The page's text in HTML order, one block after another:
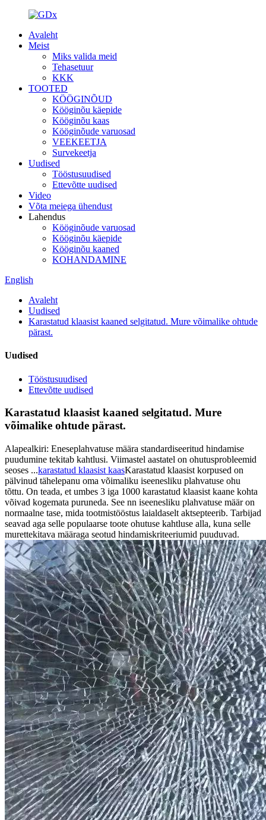
Avaleht
Meist
Miks valida meid
Tehasetuur
KKK
TOOTED
KÖÖGINÕUD
Kööginõu käepide
Kööginõu kaas
Kööginõude varuosad
VEEKEETJA
Survekeetja
Uudised
Tööstusuudised
Ettevõtte uudised
Video
Võta meiega ühendust
Lahendus
Kööginõude varuosad
Kööginõu käepide
Kööginõu kaaned
KOHANDAMINE
English
Avaleht
Uudised
Karastatud klaasist kaaned selgitatud. Mure võimalike ohtude
pärast.
Uudised
Tööstusuudised
Ettevõtte uudised
Karastatud klaasist kaaned selgitatud. Mure
võimalike ohtude pärast.
Alapealkiri: Eneseplahvatuse määra standardiseeritud hindamise
puudumine tekitab kahtlusi. Viimastel aastatel on ohutusprobleemid
seoses ...karastatud klaasist kaasKarastatud klaasist korpused on
pälvinud tähelepanu oma võimaliku iseenesliku plahvatuse ohu
tõttu. On teada, et umbes 3 iga 1000 karastatud klaasist kaane kohta
võivad kogemata puruneda. See nn iseenesliku plahvatuse määr on
normaalne tase, mida tootmistööstus laialdaselt aktsepteerib. Tarbijad
seavad aga selle populaarse toote ohutuse kahtluse alla, kuna selle
murettekitava määraga seotud hindamiskriteeriumid puuduvad.